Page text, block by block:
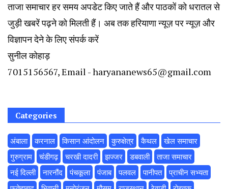
ताजा समाचार हर समय अपडेट किए जाते हैं और पाठकों को धरातल से
जुड़ी खबरें पढ़ने को मिलती हैं। अब तक हरियाणा न्यूज़ पर न्यूज़ और
विज्ञापन देने के लिए संपर्क करें
सुनील कोहाड़
7015156567, Email - haryananews65@gmail.com
Categories
अंबाला करनाल किसान आंदोलन कुरुक्षेत्र कैथल
खेल समाचार
गुरुग्राम
चंडीगढ़ चरखी दादरी झज्जर डबवाली
ताजा समाचार
नई दिल्ली
नारनौंद पंचकूला पंजाब पलवल पानीपत
प्राचीन सभ्यता